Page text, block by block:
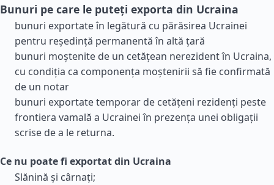
Bunuri pe care le puteți exporta din Ucraina
bunuri exportate în legătură cu părăsirea Ucrainei
pentru reședință permanentă în altă țară
bunuri moștenite de un cetățean nerezident în Ucraina,
cu condiția ca componența moștenirii să fie confirmată
de un notar
bunuri exportate temporar de cetățeni rezidenți peste
frontiera vamală a Ucrainei în prezența unei obligații
scrise de a le returna.
Ce nu poate fi exportat din Ucraina
Slănină și cârnați;